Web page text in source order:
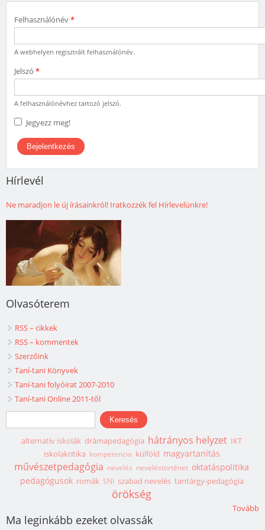
Felhasználónév*
A webhelyen regisztrált felhasználónév.
Jelszó *
A felhasználónévhez tartozó jelszó.
Jegyezz meg!
Hírlevél
Ne maradjon le új írásainkról! Iratkozzék fel Hírlevelünkre!
Olvasóterem
RSS – cikkek
RSS – kommentek
Szerzőink
Taní-tani Könyvek
Taní-tani folyóirat 2007-2010
Taní-tani Online 2011-től
Keresés űrlap
Keresés
alternatív iskolák drámapedagógia hátrányos helyzet IKT
iskolakritika kompetencia külföld magyartanítás
művészetpedagógia nevelés neveléstörténet oktatáspolitika
pedagógusok romák SNI szabad nevelés tantárgy-pedagógia
örökség
Tovább
Ma leginkább ezeket olvassák